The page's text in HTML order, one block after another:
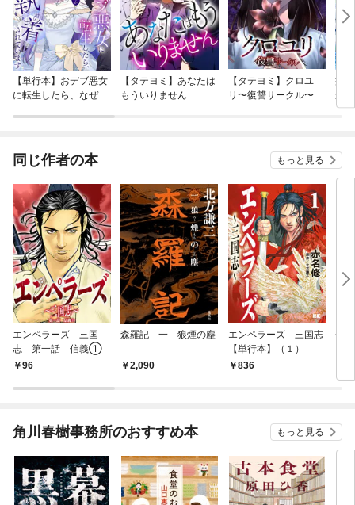
【単行本】おデブ悪女
に転生したら、なぜか
【タテヨミ】あなたは
もういりません
【タテヨミ】クロユ
リ〜復讐サークル〜
病
が
ぎ
同じ作者の本 もっと見る
エンペラーズ 三国
志 第一話 信義①
96
森羅記 一 狼煙の塵
2,090
エンペラーズ 三国志
【単行本】（１）
836
チ
角川春樹事務所のおすすめ本 もっと見る